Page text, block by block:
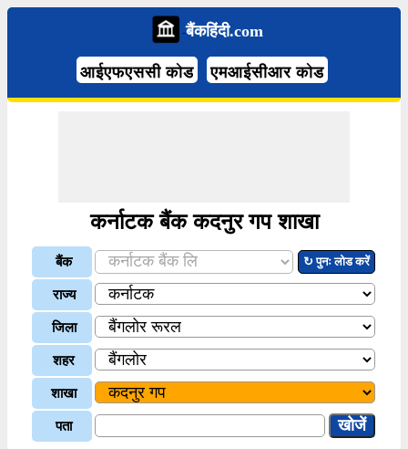
बैंकहिंदी.com
आईएफएससी कोड एमआईसीआर कोड
कर्नाटक बैंक कदनुर गप शाखा
बैंक ↻ पुनः लोड करें
राज्य
जिला
शहर
शाखा
पता